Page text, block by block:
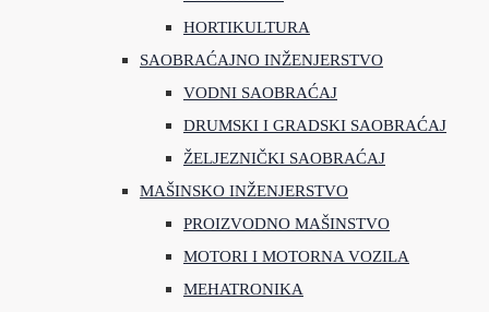
HORTIKULTURA
SAOBRAĆAJNO INŽENJERSTVO
VODNI SAOBRAĆAJ
DRUMSKI I GRADSKI SAOBRAĆAJ
ŽELJEZNIČKI SAOBRAĆAJ
MAŠINSKO INŽENJERSTVO
PROIZVODNO MAŠINSTVO
MOTORI I MOTORNA VOZILA
MEHATRONIKA